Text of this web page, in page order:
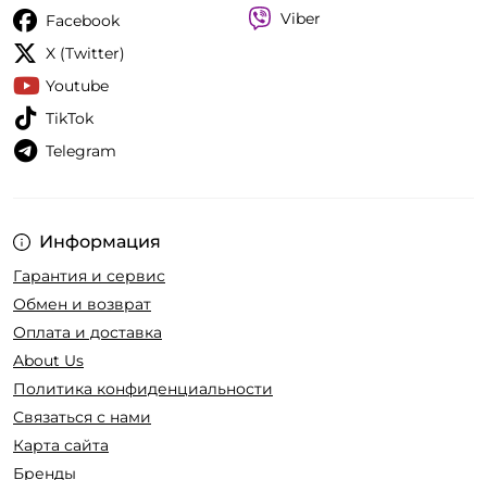
Информация
Гарантия и сервис
Обмен и возврат
Оплата и доставка
About Us
Политика конфиденциальности
Связаться с нами
Карта сайта
Бренды
Facebook
X (Twitter)
Youtube
TikTok
Telegram
Viber